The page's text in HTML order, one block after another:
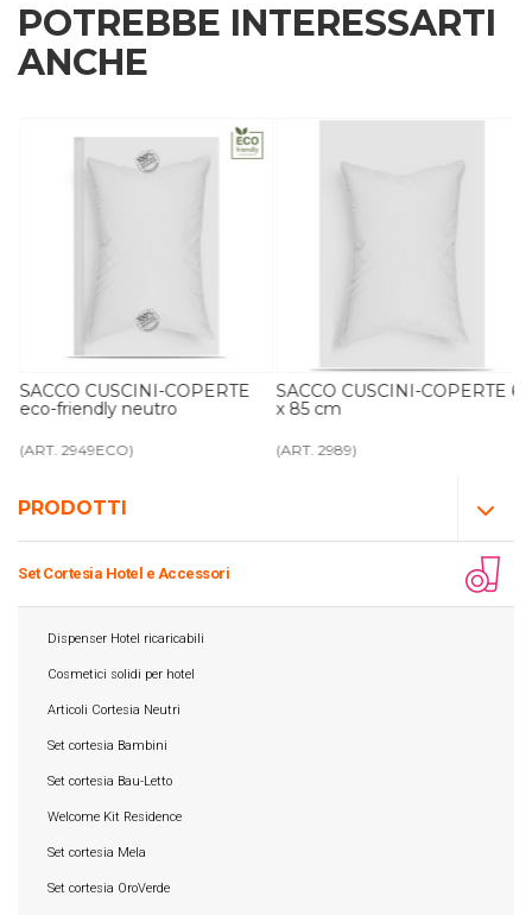
PRODOTTI
Set Cortesia Hotel e Accessori
Dispenser Hotel ricaricabili
Cosmetici solidi per hotel
Articoli Cortesia Neutri
Set cortesia Bambini
Set cortesia Bau-Letto
Welcome Kit Residence
Set cortesia Mela
Set cortesia OroVerde
POTREBBE INTERESSARTI
ANCHE
SACCO CUSCINI-COPERTE
eco-friendly neutro
(ART. 2949ECO)
SACCO CUSCINI-COPERTE 65
x 85 cm
(ART. 2989)